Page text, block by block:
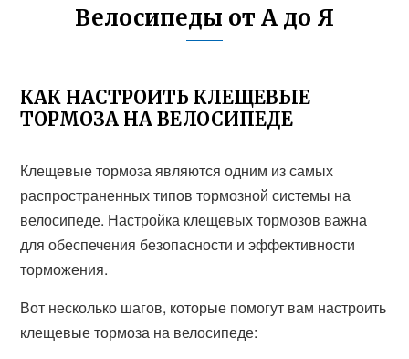
Велосипеды от А до Я
КАК НАСТРОИТЬ КЛЕЩЕВЫЕ
ТОРМОЗА НА ВЕЛОСИПЕДЕ
Клещевые тормоза являются одним из самых
распространенных типов тормозной системы на
велосипеде. Настройка клещевых тормозов важна
для обеспечения безопасности и эффективности
торможения.
Вот несколько шагов, которые помогут вам настроить
клещевые тормоза на велосипеде: